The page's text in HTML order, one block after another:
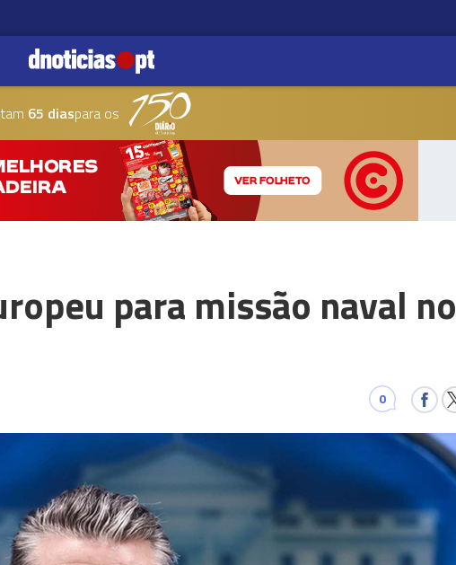
65 diaspara os
para missão naval no
0